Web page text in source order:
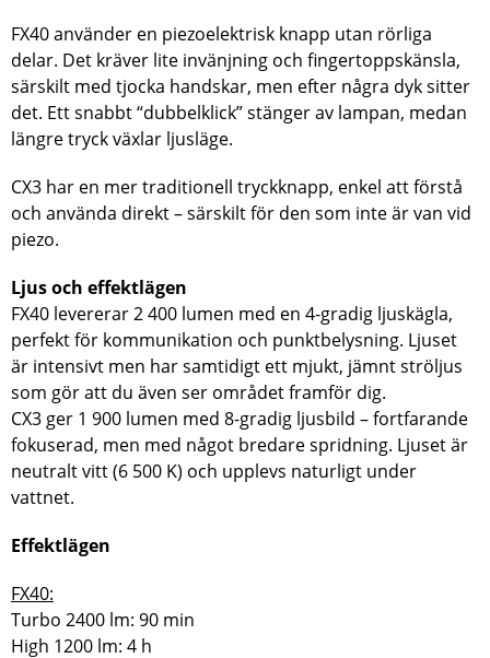
FX40 använder en piezoelektrisk knapp utan rörliga
delar. Det kräver lite invänjning och fingertoppskänsla,
särskilt med tjocka handskar, men efter några dyk sitter
det. Ett snabbt “dubbelklick” stänger av lampan, medan
längre tryck växlar ljusläge.
CX3 har en mer traditionell tryckknapp, enkel att förstå
och använda direkt – särskilt för den som inte är van vid
piezo.
Ljus och effektlägen
FX40 levererar 2 400 lumen med en 4-gradig ljuskägla,
perfekt för kommunikation och punktbelysning. Ljuset
är intensivt men har samtidigt ett mjukt, jämnt ströljus
som gör att du även ser området framför dig.
CX3 ger 1 900 lumen med 8-gradig ljusbild – fortfarande
fokuserad, men med något bredare spridning. Ljuset är
neutralt vitt (6 500 K) och upplevs naturligt under
vattnet.
Effektlägen
FX40:
Turbo 2400 lm: 90 min
High 1200 lm: 4 h